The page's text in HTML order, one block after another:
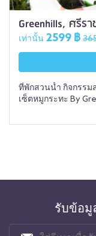
Greenhills, ศรีรา
เท่านั้น 2599 ฿
ที่พักสวนน้ำ กิจกรรม
เซ็ตหมูกระทะ By
รับข้อมู